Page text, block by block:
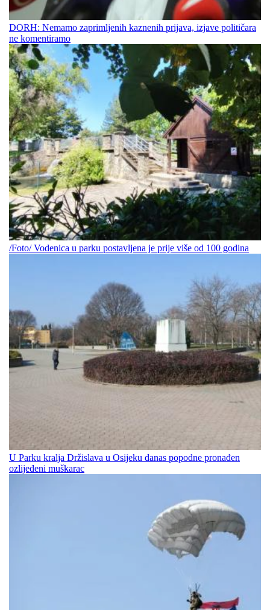
DORH: Nemamo zaprimljenih kaznenih prijava, izjave političara
ne komentiramo
/Foto/ Vodenica u parku postavljena je prije više od 100 godina
U Parku kralja Držislava u Osijeku danas popodne pronađen
ozlijeđeni muškarac